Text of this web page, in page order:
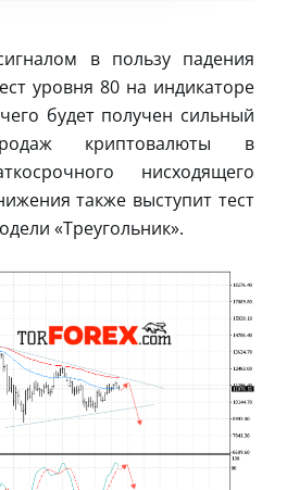
в пользу падения
уровня 80 на индикаторе
будет получен сильный
криптовалюты в
нисходящего
также выступит тест
«Треугольник».